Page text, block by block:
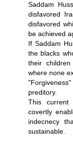
Saddam
disfavored
disfavored
be achieved
If Saddam
the blacks
their
where none
preditory.
This current
covertly
indecnecy
sustainable.